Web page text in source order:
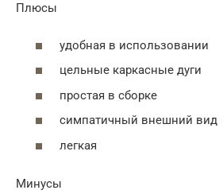
Плюсы
удобная в использовании
цельные каркасные дуги
простая в сборке
симпатичный внешний вид
легкая
Минусы